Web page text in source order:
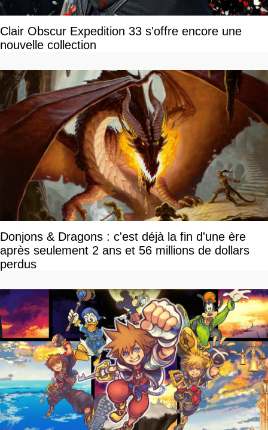
Clair Obscur Expedition 33 s'offre encore une
nouvelle collection
Donjons & Dragons : c'est déjà la fin d'une ère
après seulement 2 ans et 56 millions de dollars
perdus